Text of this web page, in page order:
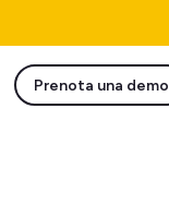
Prenota una demo